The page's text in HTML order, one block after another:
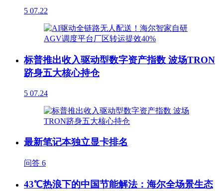
5 07.22
标普推出收入驱动型数字资产指数 波场TRON
跻身五大核心持仓
5 07.24
最新笔记本独立显卡排名
问答 6
43℃热浪下的中国节能解法：海尔全场景生态